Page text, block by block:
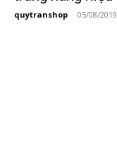
quytranshop - 05/08/2019